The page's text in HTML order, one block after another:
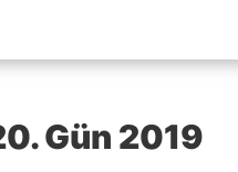
Gün 2019